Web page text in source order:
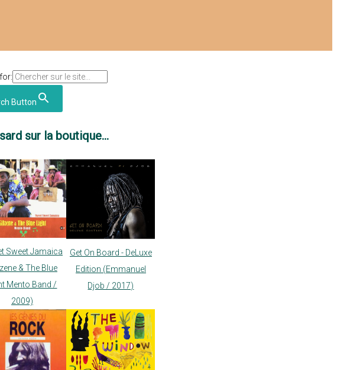
Button
sur la boutique...
Sweet Jamaica
& The Blue
Mento Band /
2009)
Get On Board - DeLuxe
Edition (Emmanuel
Djob / 2017)